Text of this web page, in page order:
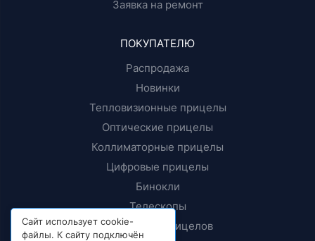
Заявка на ремонт
ПОКУПАТЕЛЮ
Распродажа
Новинки
Тепловизионные прицелы
Оптические прицелы
Коллиматорные прицелы
Цифровые прицелы
Бинокли
Телескопы
Крепления прицелов
Сайт использует cookie-
файлы. К сайту подключён